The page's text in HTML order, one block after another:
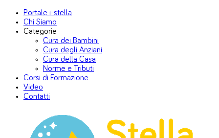
Portale i-stella
Chi Siamo
Categorie
Cura dei Bambini
Cura degli Anziani
Cura della Casa
Norme e Tributi
Corsi di Formazione
Video
Contatti